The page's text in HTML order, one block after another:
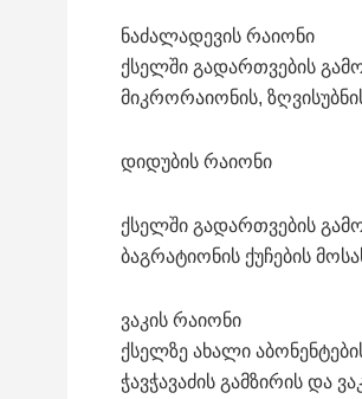
ნაძალადევის რაიონი
ქსელში გადართვების
მიკრორაიონის,
დიდუბის რაიონი
ქსელში გადართვების
ბაგრატიონის ქუჩების
ვაკის რაიონი
ქსელზე ახალი
ჭავჭავაძის გამზირის და